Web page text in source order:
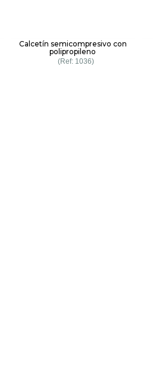
Calcetín semicompresivo con
polipropileno
1036